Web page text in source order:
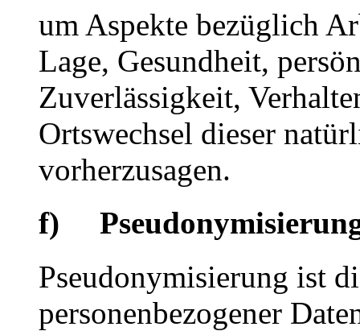
um Aspekte bezüglich
Lage, Gesundheit,
Zuverlässigkeit,
Ortswechsel dieser
vorherzusagen.
f)
Pseudonymisierung ist
personenbezogener